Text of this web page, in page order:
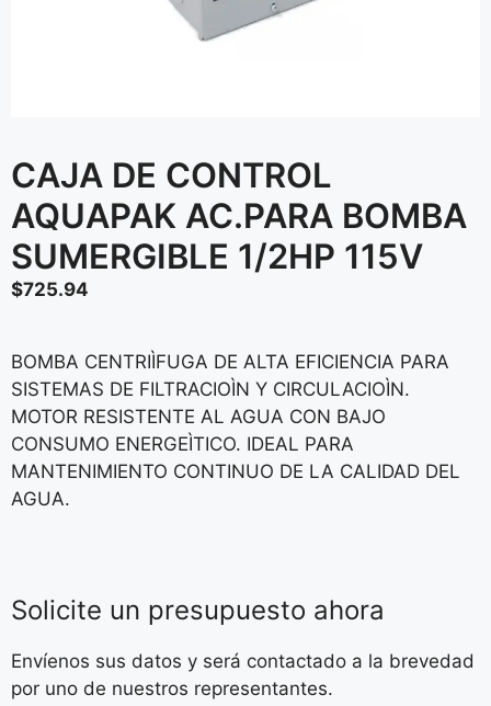
CAJA DE CONTROL
AQUAPAK AC.PARA BOMBA
SUMERGIBLE 1/2HP 115V
$725.94
BOMBA CENTRIÌFUGA DE ALTA EFICIENCIA PARA
SISTEMAS DE FILTRACIOÌN Y CIRCULACIOÌN.
MOTOR RESISTENTE AL AGUA CON BAJO
CONSUMO ENERGEÌTICO. IDEAL PARA
MANTENIMIENTO CONTINUO DE LA CALIDAD DEL
AGUA.
Solicite un presupuesto ahora
Envíenos sus datos y será contactado a la brevedad
por uno de nuestros representantes.